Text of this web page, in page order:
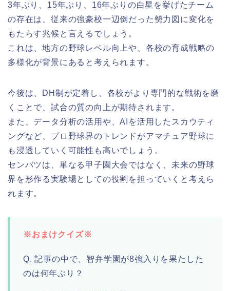
3年ぶり、15年ぶり、16年ぶりの白星を挙げたチーム
の存在は、従来の強豪校一辺倒だった勢力図に変化を
もたらす兆候と言えるでしょう。
これは、地方の野球レベル向上や、各校の育成戦略の
多様化が背景にあると考えられます。
今後は、DH制が定着し、各校がより専門的な戦術を磨
くことで、試合の質の向上が期待されます。
また、データ分析の活用や、AIを活用したスカウティ
ングなど、プロ野球界のトレンドがアマチュア野球に
も浸透していく可能性も高いでしょう。
センバツは、単なる甲子園大会ではなく、未来の野球
界を形作る実験場としての役割を担っていくと考えら
れます。
※おまけクイズ※
Q. 記事の中で、智弁学園が8強入りを果たした
のは何年ぶり？